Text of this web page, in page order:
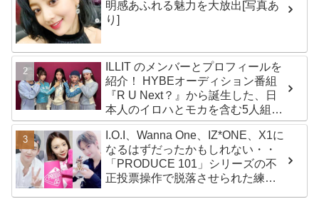
明感あふれる魅力を大放出[写真あ
り]
ILLIT のメンバーとプロフィールを
紹介！ HYBEオーディション番組
『R U Next？』から誕生した、日
本人のイロハとモカを含む5人組ガ
ールズグループ！ デビュー曲
「Magnetic」がいきなりの大ヒッ
ト
I.O.I、Wanna One、IZ*ONE、X1に
なるはずだったかもしれない・・
「PRODUCE 101」シリーズの不
正投票操作で脱落させられた練習